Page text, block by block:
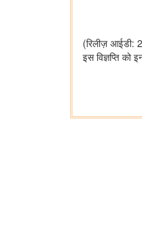
(रिलीज़ आईडी:
इस विज्ञप्ति को